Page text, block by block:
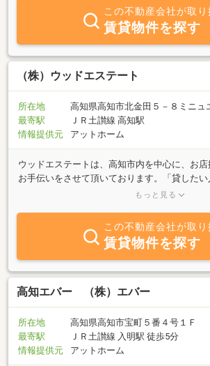
い。またあらかじめご連絡を頂ければ営業時間
ますので、まずは何でもお気軽にご相談下さい
この不動産会社が取り
賃貸物件を探す
（株）ウッドエステート
所在地
高知県高知市北金田５－８ミニュ
最寄駅
ＪＲ土讃線 高知駅
情報提供元
アットホーム
ウッドエステートは、高知市内を中心に、お
お手伝いをさせて頂いております。「貸したい
のハートを大切にし、豊富な情報量とネットワ
だけではなく、不動産に関するさまざまなご相
家のアドバイザースタッフとともにお客様のお
産の適切なアドバイスと情報をご提供させて頂
もっと見る
この不動産会社が取り
賃貸物件を探す
高知エバー （株）エバー
所在地
高知県高知市宝町５番４号１Ｆ
最寄駅
ＪＲ土讃線 入明駅 徒歩5分
情報提供元
アットホーム